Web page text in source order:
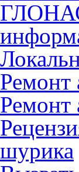
Ремонт
Ремонт
шурика